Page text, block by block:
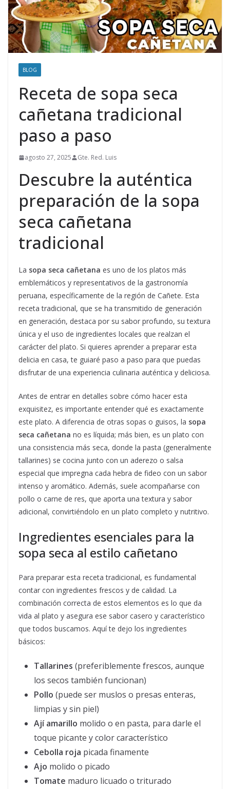
BLOG
Receta de sopa seca
cañetana tradicional
paso a paso
agosto 27, 2025 Gte. Red. Luis
Descubre la auténtica
preparación de la sopa
seca cañetana
tradicional
La sopa seca cañetana es uno de los platos más
emblemáticos y representativos de la gastronomía
peruana, específicamente de la región de Cañete. Esta
receta tradicional, que se ha transmitido de generación
en generación, destaca por su sabor profundo, su textura
única y el uso de ingredientes locales que realzan el
carácter del plato. Si quieres aprender a preparar esta
delicia en casa, te guiaré paso a paso para que puedas
disfrutar de una experiencia culinaria auténtica y deliciosa.
Antes de entrar en detalles sobre cómo hacer esta
exquisitez, es importante entender qué es exactamente
este plato. A diferencia de otras sopas o guisos, la sopa
seca cañetana no es líquida; más bien, es un plato con
una consistencia más seca, donde la pasta (generalmente
tallarines) se cocina junto con un aderezo o salsa
especial que impregna cada hebra de fideo con un sabor
intenso y aromático. Además, suele acompañarse con
pollo o carne de res, que aporta una textura y sabor
adicional, convirtiéndolo en un plato completo y nutritivo.
Ingredientes esenciales para la
sopa seca al estilo cañetano
Para preparar esta receta tradicional, es fundamental
contar con ingredientes frescos y de calidad. La
combinación correcta de estos elementos es lo que da
vida al plato y asegura ese sabor casero y característico
que todos buscamos. Aquí te dejo los ingredientes
básicos:
Tallarines (preferiblemente frescos, aunque
los secos también funcionan)
Pollo (puede ser muslos o presas enteras,
limpias y sin piel)
Ají amarillo molido o en pasta, para darle el
toque picante y color característico
Cebolla roja picada finamente
Ajo molido o picado
Tomate maduro licuado o triturado